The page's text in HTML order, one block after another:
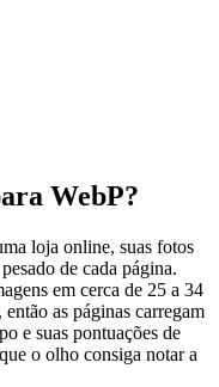
WebP?
loja online, suas fotos
de cada página.
em cerca de 25 a 34
as páginas carregam
e suas pontuações de
o olho consiga notar a